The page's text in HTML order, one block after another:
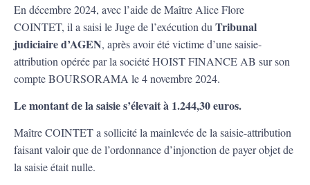
En décembre 2024, avec l’aide de Maître Alice Flore
COINTET, il a saisi le Juge de l’exécution du Tribunal
judiciaire d’AGEN, après avoir été victime d’une saisie-
attribution opérée par la société HOIST FINANCE AB sur son
compte BOURSORAMA le 4 novembre 2024.
Le montant de la saisie s’élevait à 1.244,30 euros.
Maître COINTET a sollicité la mainlevée de la saisie-attribution
faisant valoir que de l’ordonnance d’injonction de payer objet de
la saisie était nulle.